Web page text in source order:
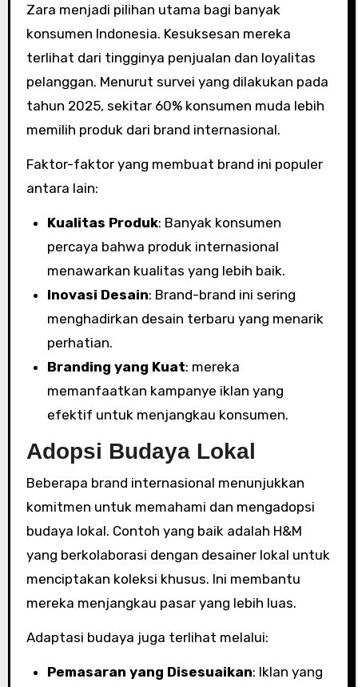
Zara menjadi pilihan utama bagi banyak
konsumen Indonesia. Kesuksesan mereka
terlihat dari tingginya penjualan dan loyalitas
pelanggan. Menurut survei yang dilakukan pada
tahun 2025, sekitar 60% konsumen muda lebih
memilih produk dari brand internasional.
Faktor-faktor yang membuat brand ini populer
antara lain:
Kualitas Produk: Banyak konsumen
percaya bahwa produk internasional
menawarkan kualitas yang lebih baik.
Inovasi Desain: Brand-brand ini sering
menghadirkan desain terbaru yang menarik
perhatian.
Branding yang Kuat: mereka
memanfaatkan kampanye iklan yang
efektif untuk menjangkau konsumen.
Adopsi Budaya Lokal
Beberapa brand internasional menunjukkan
komitmen untuk memahami dan mengadopsi
budaya lokal. Contoh yang baik adalah H&M
yang berkolaborasi dengan desainer lokal untuk
menciptakan koleksi khusus. Ini membantu
mereka menjangkau pasar yang lebih luas.
Adaptasi budaya juga terlihat melalui:
Pemasaran yang Disesuaikan: Iklan yang